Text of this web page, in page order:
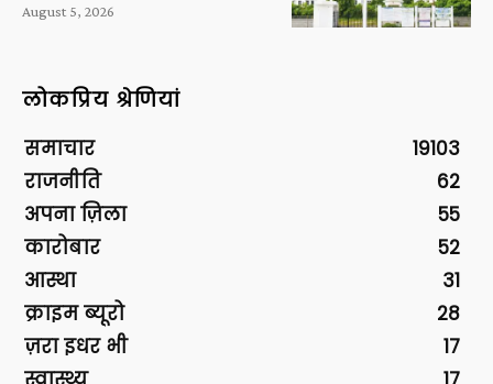
August 5, 2026
लोकप्रिय श्रेणियां
समाचार
19103
राजनीति
62
अपना ज़िला
55
कारोबार
52
आस्था
31
क्राइम ब्यूरो
28
ज़रा इधर भी
17